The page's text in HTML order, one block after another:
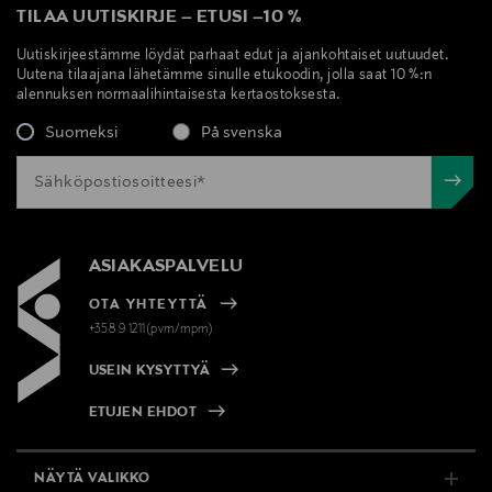
Tukee HDR:ää
Tukee parannettua äänen paluukanavaa (eARC)
Taaksepäin yhteensopiva HDMI 2.0b- ja 1.4b -
standardien kanssa
Tukee HDCP 2.2:ta suojatun yhteyden luomiseksi
lähteen ja näytön välille
99,999 % happivapaat kuparijohtimet
TILAA UUTISKIRJE – ETUSI –10 %
Uutiskirjeestämme löydät parhaat edut ja ajankohtaiset uutuudet.
Uutena tilaajana lähetämme sinulle etukoodin, jolla saat 10 %:n
alennuksen normaalihintaisesta kertaostoksesta.
Suomeksi På svenska
ASIAKASPALVELU
OTA YHTEYTTÄ
+358 9 1211(pvm/mpm)
USEIN KYSYTTYÄ
ETUJEN EHDOT
NÄYTÄ VALIKKO